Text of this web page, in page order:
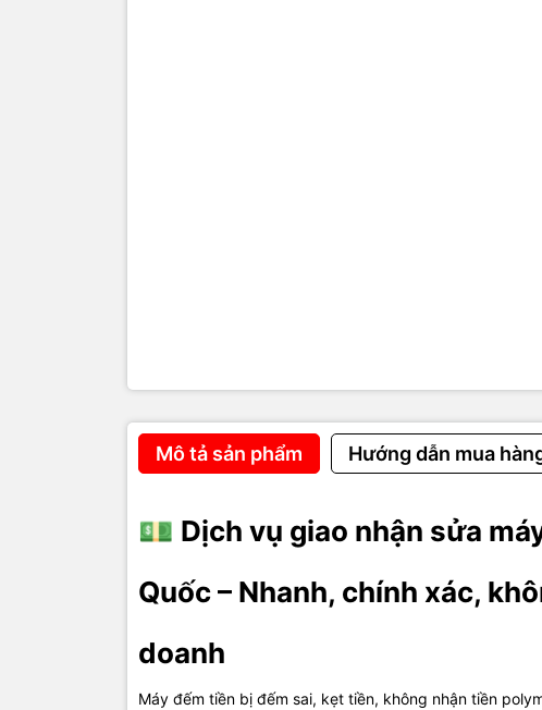
Mô tả sản phẩm Hướng dẫn mua
💵 Dịch vụ giao nhận sửa
Quốc – Nhanh, chính xác,
doanh
Máy đếm tiền bị đếm sai, kẹt tiền, không nhận tiền
- Hay bị kẹt tiền khi
- Máy kêu to, rung
- Chạy lúc được
🧩